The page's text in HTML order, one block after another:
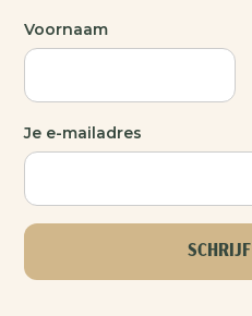
Voornaam
Je e-mailadres